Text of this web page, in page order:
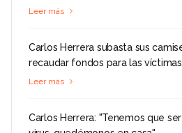
Leer más
Carlos Herrera subasta sus
recaudar fondos para las
Leer más
Carlos Herrera: "Tenemos que